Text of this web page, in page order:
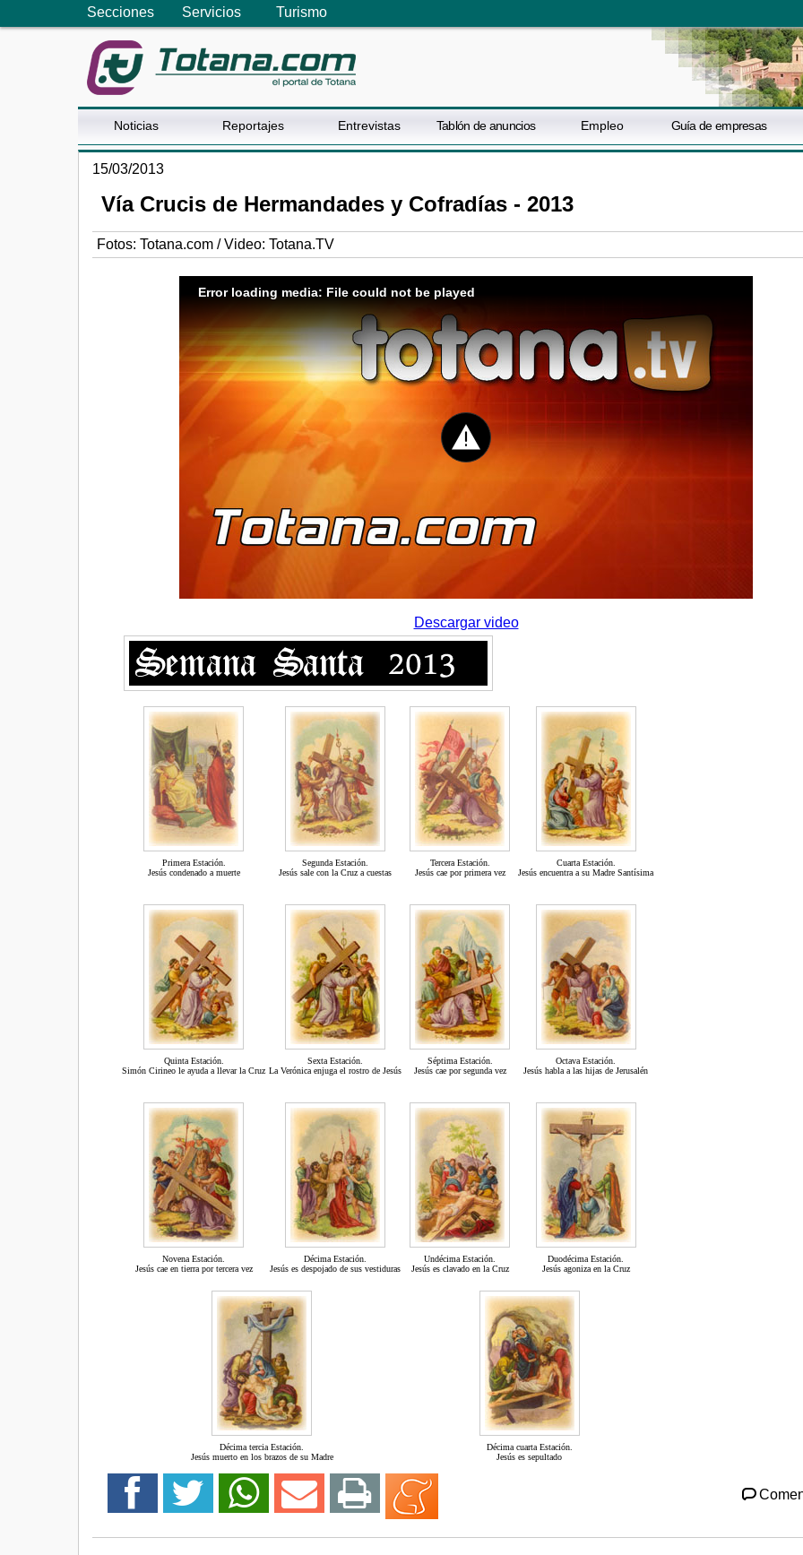
Secciones Servicios Turismo
Noticias Reportajes Entrevistas Tablón de anuncios Empleo Guía de empresas
15/03/2013
Vía Crucis de Hermandades y Cofradías - 2013
Fotos: Totana.com / Video: Totana.TV
Error loading media: File could not be played
Descargar video
Primera Estación.
Jesús condenado a muerte
Segunda Estación.
Jesús sale con la Cruz a cuestas
Tercera Estación.
Jesús cae por primera vez
Cuarta Estación.
Jesús encuentra a su Madre Santísima
Quinta Estación.
Simón Cirineo le ayuda a llevar la Cruz
Sexta Estación.
La Verónica enjuga el rostro de Jesús
Séptima Estación.
Jesús cae por segunda vez
Octava Estación.
Jesús habla a las hijas de Jerusalén
Novena Estación.
Jesús cae en tierra por tercera vez
Décima Estación.
Jesús es despojado de sus vestiduras
Undécima Estación.
Jesús es clavado en la Cruz
Duodécima Estación.
Jesús agoniza en la Cruz
Décima tercia Estación.
Jesús muerto en los brazos de su Madre
Décima cuarta Estación.
Jesús es sepultado